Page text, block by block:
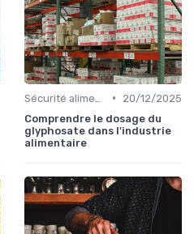
•
20/12/2025
Comprendre le dosage du
glyphosate dans l'industrie
alimentaire